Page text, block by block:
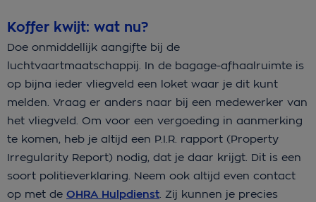
Koffer kwijt: wat nu?
Doe onmiddellijk aangifte bij de
luchtvaartmaatschappij. In de bagage-afhaalruimte is
op bijna ieder vliegveld een loket waar je dit kunt
melden. Vraag er anders naar bij een medewerker van
het vliegveld. Om voor een vergoeding in aanmerking
te komen, heb je altijd een P.I.R. rapport (Property
Irregularity Report) nodig, dat je daar krijgt. Dit is een
soort politieverklaring. Neem ook altijd even contact
op met de OHRA Hulpdienst. Zij kunnen je precies